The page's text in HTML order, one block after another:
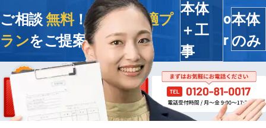
ご相談無料！今すぐ
最適プ
ランをご提案します
本体
＋工
事
o
r
本体
のみ